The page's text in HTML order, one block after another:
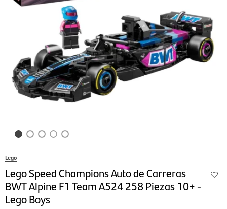
Lego
Lego Speed Champions Auto de Carreras
BWT Alpine F1 Team A524 258 Piezas 10+ -
Lego Boys